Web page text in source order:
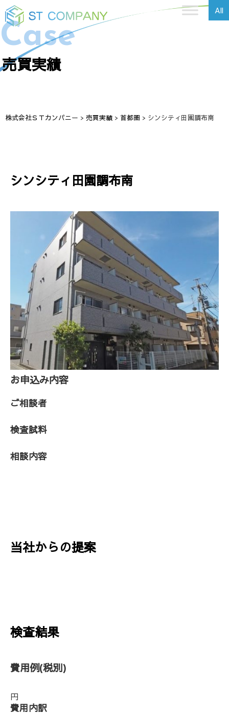
All
Case
売買実績
株式会社ＳＴカンパニー > 売買実績 > 首都圏 > シンシティ田園調布南
シンシティ田園調布南
お申込み内容
ご相談者
検査試料
相談内容
当社からの提案
検査結果
費用例(税別)
円
費用内訳